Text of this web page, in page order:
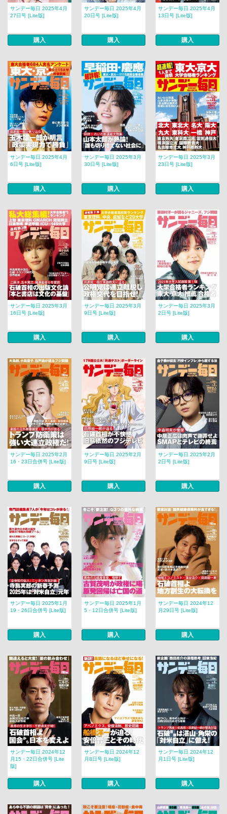
サンデー毎日 2025年4月
27日号 [Lite版]
購入
サンデー毎日 2025年4月
20日号 [Lite版]
購入
サンデー毎日 2025年4月
13日号 [Lite版]
購入
サンデー毎日 2025年4月
6日号 [Lite版]
購入
サンデー毎日 2025年3月
30日号 [Lite版]
購入
サンデー毎日 2025年3月
23日号 [Lite版]
購入
サンデー毎日 2025年3月
16日号 [Lite版]
購入
サンデー毎日 2025年3月
9日号 [Lite版]
購入
サンデー毎日 2025年3月
2日号 [Lite版]
購入
サンデー毎日 2025年2月
16・23日合併号 [Lite版]
購入
サンデー毎日 2025年2月
9日号 [Lite版]
購入
サンデー毎日 2025年2月
2日号 [Lite版]
購入
サンデー毎日 2025年1月
19・26日合併号 [Lite版]
購入
サンデー毎日 2025年1月
5・12日合併号 [Lite版]
購入
サンデー毎日 2024年12
月29日号 [Lite版]
購入
サンデー毎日 2024年12
月15・22日合併号 [Lite
版]
購入
サンデー毎日 2024年12
月8日号 [Lite版]
購入
サンデー毎日 2024年12
月1日号 [Lite版]
購入